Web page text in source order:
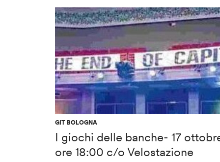
GIT BOLOGNA
I giochi delle banche- 17
ore 18:00 c/o Velostazione